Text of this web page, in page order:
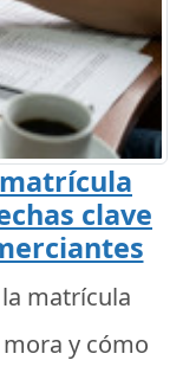
clave
matrícula
y cómo